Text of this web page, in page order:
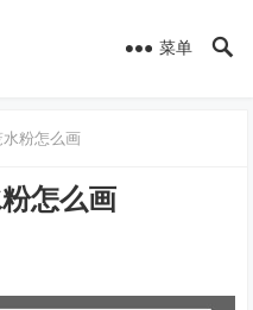
菜单
粉怎么画
怎么画